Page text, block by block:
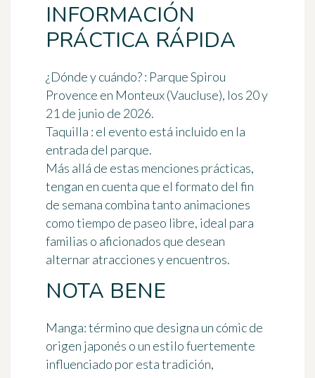
INFORMACIÓN
PRÁCTICA RÁPIDA
¿Dónde y cuándo?: Parque Spirou
Provence en Monteux (Vaucluse), los 20 y
21 de junio de 2026.
Taquilla : el evento está incluido en la
entrada del parque.
Más allá de estas menciones prácticas,
tengan en cuenta que el formato del fin
de semana combina tanto animaciones
como tiempo de paseo libre, ideal para
familias o aficionados que desean
alternar atracciones y encuentros.
NOTA BENE
Manga: término que designa un cómic de
origen japonés o un estilo fuertemente
influenciado por esta tradición,